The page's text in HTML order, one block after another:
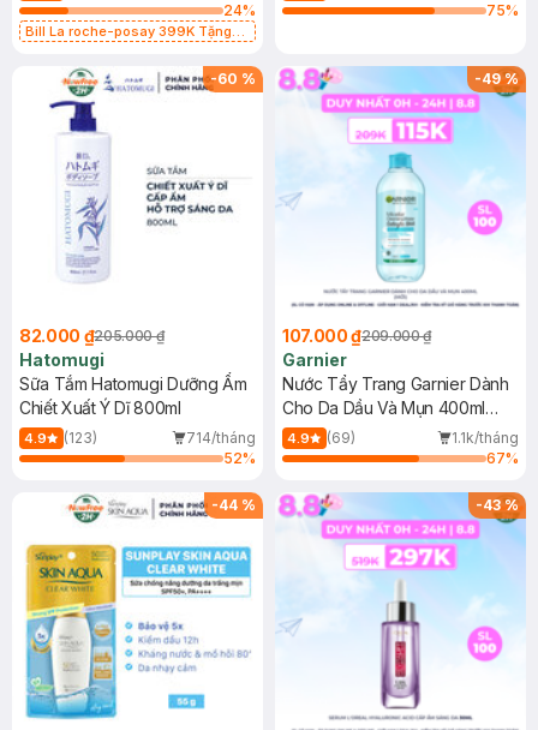
24%
Bill La roche-posay 399K Tặng
(SL có hạn)
75%
-60 %
82.000 ₫205.000 ₫
Hatomugi
Sữa Tắm Hatomugi Dưỡng Ẩm
Chiết Xuất Ý Dĩ 800ml
4.9 (123)
714/tháng
52%
-49%
107.000 ₫209.000 ₫
Garnier
Nước Tẩy Trang Garnier Dành
Cho Da Dầu Và Mụn 400ml
(Mới)
4.9 (69)
1.1k/tháng
67%
-44 % -43%